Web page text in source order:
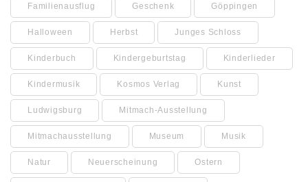
Familienausflug Geschenk Göppingen
Halloween Herbst Junges Schloss
Kinderbuch Kindergeburtstag Kinderlieder
Kindermusik Kosmos Verlag Kunst
Ludwigsburg Mitmach-Ausstellung
Mitmachausstellung Museum Musik
Natur Neuerscheinung Ostern